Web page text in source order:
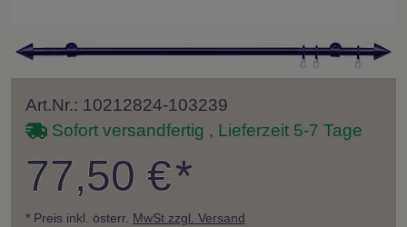
Art.Nr.: 10212824-103239
Sofort versandfertig , Lieferzeit 5-7 Tage
77,50 €*
* Preis inkl. österr. MwSt zzgl. Versand